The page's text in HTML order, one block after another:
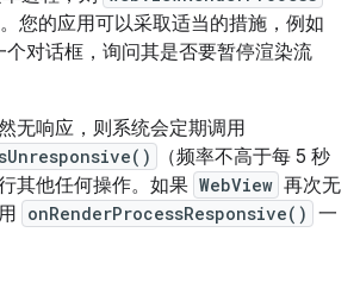
您的应用可以采取适当的措施，例如
个对话框，询问其是否要暂停渲染流
无响应，则系统会定期调用
（频率不高于每 5 秒
其他任何操作。如果 WebView 再次无
onRenderProcessResponsive() 一